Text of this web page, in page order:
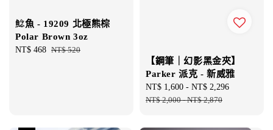
鯰魚 - 19209 北極熊棕
Polar Brown 3oz
Sale
NT$ 468 Regular
NT$ 520
【鋼筆｜幻影黑金夾】
Parker 派克 - 新威雅
Sale
price
NT$ 1,600 - NT$ 2,296
NT$ 2,000-NT$ 2,870